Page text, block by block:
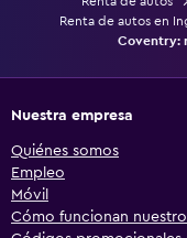
Renta de autos en
Coventry:
Nuestra empresa
Quiénes somos
Empleo
Móvil
Cómo funcionan